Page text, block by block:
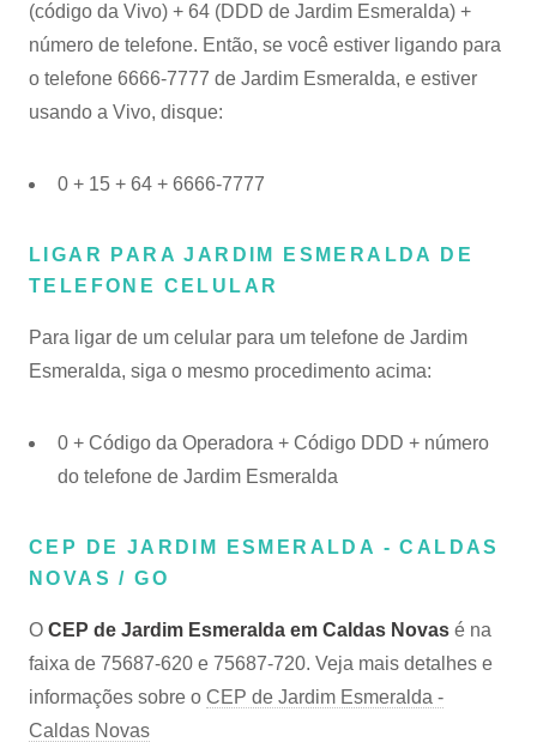
(código da Vivo) + 64 (DDD de Jardim Esmeralda) +
número de telefone. Então, se você estiver ligando para
o telefone 6666-7777 de Jardim Esmeralda, e estiver
usando a Vivo, disque:
0 + 15 + 64 + 6666-7777
LIGAR PARA JARDIM ESMERALDA DE
TELEFONE CELULAR
Para ligar de um celular para um telefone de Jardim
Esmeralda, siga o mesmo procedimento acima:
0 + Código da Operadora + Código DDD + número
do telefone de Jardim Esmeralda
CEP DE JARDIM ESMERALDA - CALDAS
NOVAS / GO
O CEP de Jardim Esmeralda em Caldas Novas é na
faixa de 75687-620 e 75687-720. Veja mais detalhes e
informações sobre o CEP de Jardim Esmeralda -
Caldas Novas